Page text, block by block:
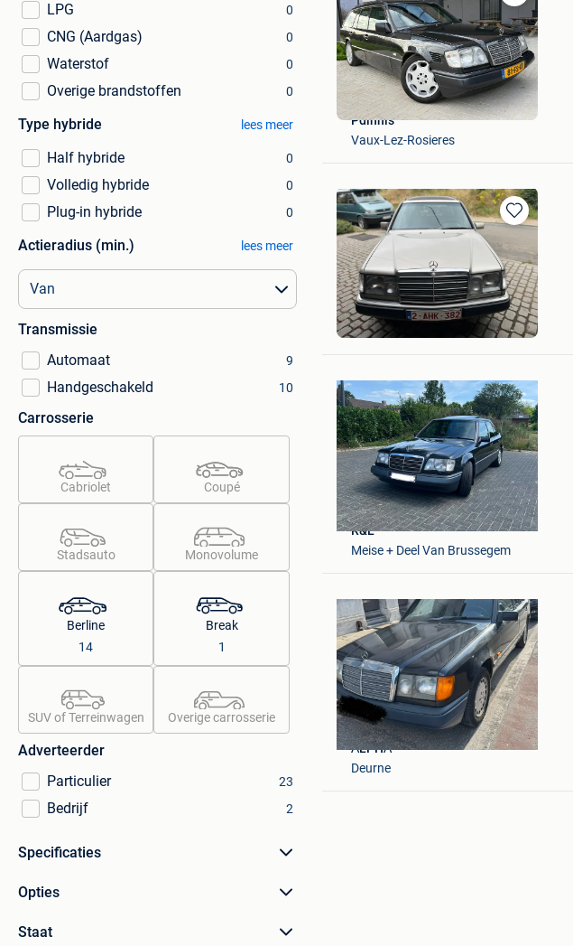
LPG 0
CNG (Aardgas) 0
Waterstof 0
Overige brandstoffen 0
Type hybride lees meer
Half hybride 0
Volledig hybride 0
Plug-in hybride 0
Actieradius (min.) lees meer
Transmissie
Automaat
9
Handgeschakeld 10
Carrosserie
Cabriolet Coupé
Stadsauto Monovolume
Berline
14
Break
1
SUV of Terreinwagen Overige carrosserie
Adverteerder
Particulier
23
Bedrijf 2
Specificaties
Opties
Staat
Bewaren
in
Mijn
Favorieten
Pdinnis
Vaux-Lez-Rosieres
Bewaren
in
Mijn
Favorieten
Filip Raymaekers
Tienen
Mijn
Favorieten
R&L
Meise + Deel Van Brussegem
Mijn
Favorieten
ΛLPHΛ
Deurne